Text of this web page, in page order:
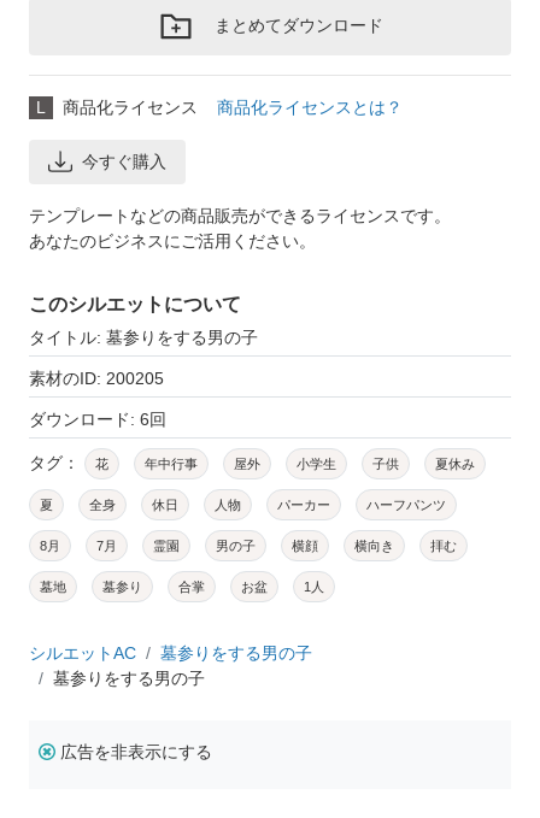
まとめてダウンロード
L 商品化ライセンス 商品化ライセンスとは？
今すぐ購入
テンプレートなどの商品販売ができるライセンスです。
あなたのビジネスにご活用ください。
このシルエットについて
タイトル: 墓参りをする男の子
素材のID: 200205
ダウンロード: 6回
タグ： 花 年中行事 屋外 小学生 子供 夏休み
夏 全身 休日 人物 パーカー ハーフパンツ
8月 7月 霊園 男の子 横顔 横向き 拝む
墓地 墓参り 合掌 お盆 1人
シルエットAC
墓参りをする男の子
墓参りをする男の子
広告を非表示にする